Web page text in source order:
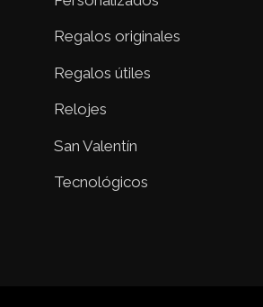
Regalos originales
Regalos útiles
Relojes
San Valentín
Tecnológicos